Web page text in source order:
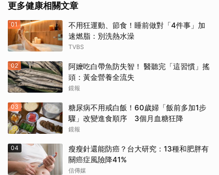
更多健康相關文章
01
不用狂運動、節食！睡前做對「4件事」加
速燃脂：別洗熱水澡
TVBS
02
阿嬤吃白帶魚防失智！ 醫聽完「這習慣」搖
頭：黃金營養全流失
鏡報
03
糖尿病不用戒白飯！60歲婦「飯前多加1步
驟」改變進食順序 3個月血糖狂降
鏡報
04
瘦瘦針還能防癌？台大研究：13種和肥胖有
關癌症風險降41%
信傳媒